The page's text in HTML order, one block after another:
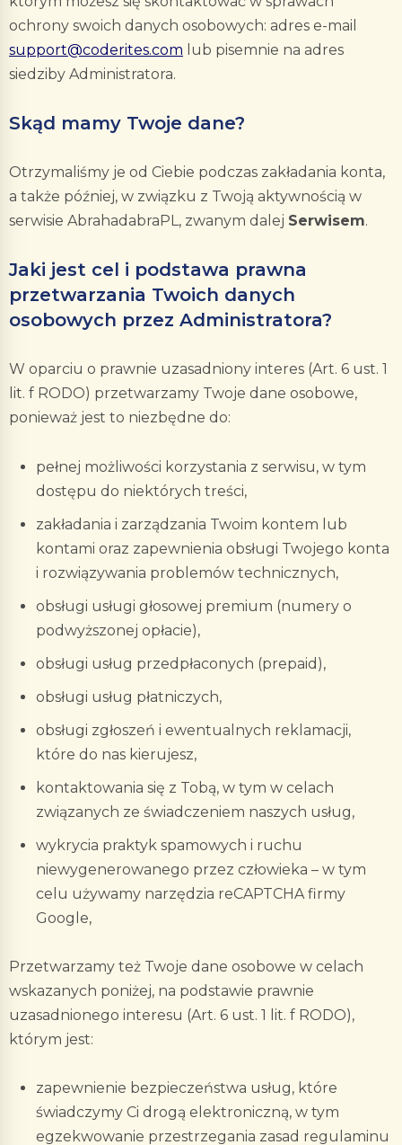
ochrony swoich danych osobowych: adres e-mail
support@coderites.com lub pisemnie na adres
siedziby Administratora.
Skąd mamy Twoje dane?
Otrzymaliśmy je od Ciebie podczas zakładania konta,
a także później, w związku z Twoją aktywnością w
serwisie AbrahadabraPL, zwanym dalej Serwisem.
Jaki jest cel i podstawa prawna
przetwarzania Twoich danych
osobowych przez Administratora?
W oparciu o prawnie uzasadniony interes (Art. 6 ust. 1
lit. f RODO) przetwarzamy Twoje dane osobowe,
ponieważ jest to niezbędne do:
pełnej możliwości korzystania z serwisu, w tym
dostępu do niektórych treści,
zakładania i zarządzania Twoim kontem lub
kontami oraz zapewnienia obsługi Twojego konta
i rozwiązywania problemów technicznych,
obsługi usługi głosowej premium (numery o
podwyższonej opłacie),
obsługi usług przedpłaconych (prepaid),
obsługi usług płatniczych,
obsługi zgłoszeń i ewentualnych reklamacji,
które do nas kierujesz,
kontaktowania się z Tobą, w tym w celach
związanych ze świadczeniem naszych usług,
wykrycia praktyk spamowych i ruchu
niewygenerowanego przez człowieka – w tym
celu używamy narzędzia reCAPTCHA firmy
Google,
Przetwarzamy też Twoje dane osobowe w celach
wskazanych poniżej, na podstawie prawnie
uzasadnionego interesu (Art. 6 ust. 1 lit. f RODO),
którym jest:
zapewnienie bezpieczeństwa usług, które
świadczymy Ci drogą elektroniczną, w tym
egzekwowanie przestrzegania zasad regulaminu